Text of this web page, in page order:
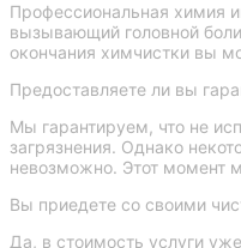
Профессиональная химия
вызывающий головной
окончания химчистки вы
Предоставляете ли вы
Мы гарантируем, что не
загрязнения. Однако
невозможно. Этот момент
Вы приедете со своими
Да, в стоимость услуги